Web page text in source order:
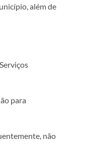
além de
para
não